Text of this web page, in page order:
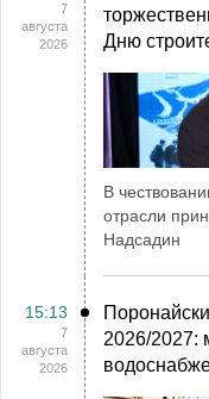
7
августа
2026
Дню
В
отрасли
Надсадин
15:13
7
августа
2026
2026/2027: